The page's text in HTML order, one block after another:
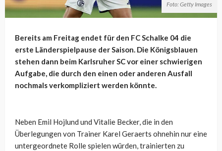
Foto: Getty Images
Bereits am Freitag endet für den FC Schalke 04 die
erste Länderspielpause der Saison. Die Königsblauen
stehen dann beim Karlsruher SC vor einer schwierigen
Aufgabe, die durch den einen oder anderen Ausfall
nochmals verkompliziert werden könnte.
Neben Emil Hojlund und Vitalie Becker, die in den
Überlegungen von Trainer Karel Geraerts ohnehin nur eine
untergeordnete Rolle spielen würden, trainierten zu